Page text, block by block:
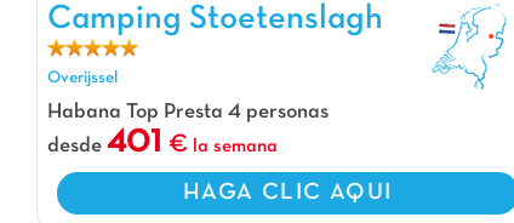
Camping Stoetenslagh, Camping Overijssel
Camping Stoetenslagh
Overijssel
Habana Top Presta 4 personas
desde 401 la semana
HAGA CLIC AQUI